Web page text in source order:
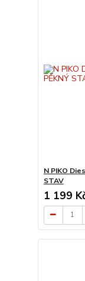
N PIKO
STAV
1 199